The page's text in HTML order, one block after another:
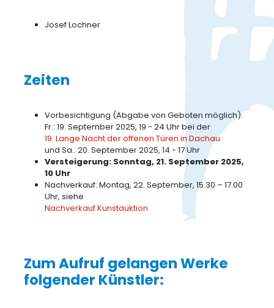
Josef Lochner
Zeiten
Vorbesichtigung (Abgabe von Geboten möglich):
Fr.: 19. September 2025, 19 - 24 Uhr bei der
19. Lange Nacht der offenen Türen in Dachau
und Sa.: 20. September 2025, 14 - 17 Uhr
Versteigerung: Sonntag, 21. September 2025,
10 Uhr
Nachverkauf: Montag, 22. September, 15.30 – 17.00
Uhr, siehe
Nachverkauf Kunstauktion
Zum Aufruf gelangen Werke
folgender Künstler: